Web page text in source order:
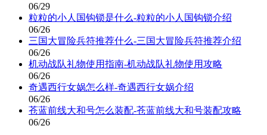
06/29
粒粒的小人国钩锁是什么-粒粒的小人国钩锁介绍
06/26
三国大冒险兵符推荐什么-三国大冒险兵符推荐介绍
06/26
机动战队礼物使用指南-机动战队礼物使用攻略
06/26
奇遇西行女娲怎么样-奇遇西行女娲介绍
06/26
苍蓝前线大和号怎么装配-苍蓝前线大和号装配攻略
06/26